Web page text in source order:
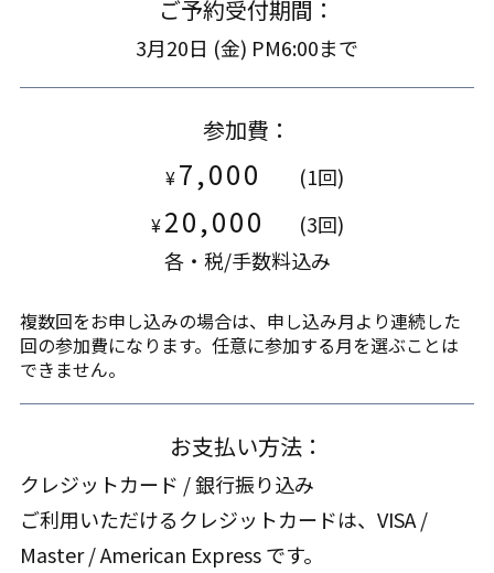
ご予約受付期間：
3月20日 (金) PM6:00まで
参加費：
¥7,000 (1回)
¥20,000
(3回)
各・税/手数料込み
複数回をお申し込みの場合は、申し込み月より連続した
回の参加費になります。任意に参加する月を選ぶことは
できません。
お支払い方法：
クレジットカード / 銀行振り込み
ご利用いただけるクレジットカードは、VISA /
Master / American Express です。